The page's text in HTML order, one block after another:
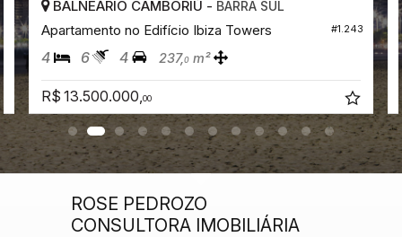
Gás Central
Elevador
Depósito
Pet Place
Coworking
Deck Molhado
Solarium
Espaço Zen
Pìscina Térmica
Sala de Reunião
Entrada para Banhistas
Box de Praia
Hall Decorado e Mobiliado
Infra para Veículos Elétricos
#1.243
BALNEÁRIO CAMBORIÚ - BARRA SUL
Apartamento no Edifício Ibiza Towers
4 6 4 237,0 m²
R$ 13.500.000, 00
ROSE PEDROZO
CONSULTORA IMOBILIÁRIA